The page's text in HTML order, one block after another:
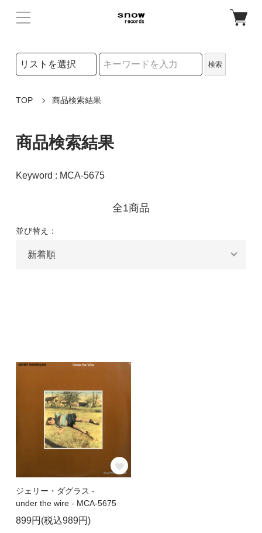
検索リストの選択
検索
TOP 商品検索結果
商品検索結果
Keyword : MCA-5675
全1商品
並び替え：
ジェリー・ダグラス -
under the wire - MCA-5675
899円(税込989円)